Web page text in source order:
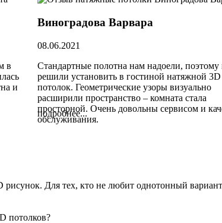
в
и
Виноградова Варвара
08.06.2021
Стандартные полотна нам надоели,
решили установить в гостиной натяжной 3D
потолок. Геометрические узоры визуально
расширили пространство – комната стала
просторной. Очень довольны сервисом и
обслуживания.
подробнее...
рисунок. Для тех, кто не любит однотонный
потолков?